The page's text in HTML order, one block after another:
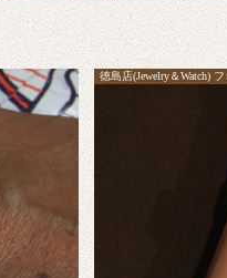
徳島店(Jewelry＆Watch)